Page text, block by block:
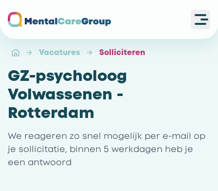
Vacatures Solliciteren
GZ-psycholoog
Volwassenen -
Rotterdam
We reageren zo snel mogelijk per e-mail op
je sollicitatie, binnen 5 werkdagen heb je
een antwoord